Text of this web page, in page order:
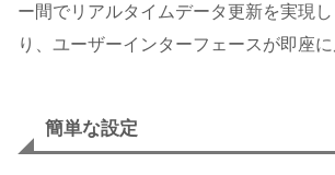
ー間でリアルタイムデータ更新を実現
り、ユーザーインターフェースが即座に
簡単な設定